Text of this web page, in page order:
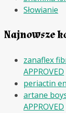
Słowianie
Najnowsze
zanaflex
APPROVED
periactin
artane
APPROVED